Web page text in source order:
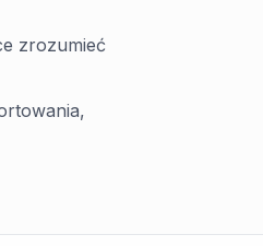
zrozumieć